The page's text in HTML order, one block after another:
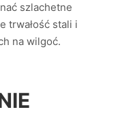
szlachetne
trwałość stali i
na wilgoć.